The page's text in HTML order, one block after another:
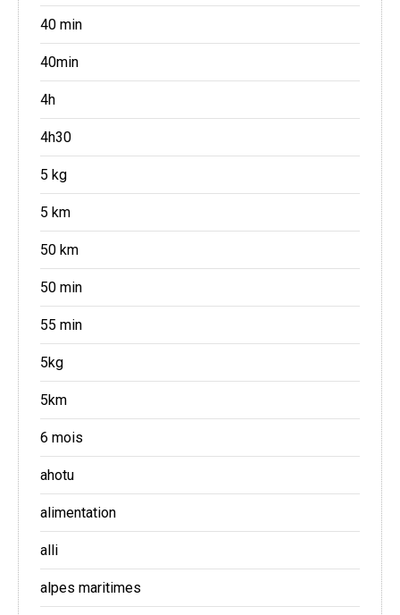
40 min
40min
4h
4h30
5 kg
5 km
50 km
50 min
55 min
5kg
5km
6 mois
ahotu
alimentation
alli
alpes maritimes